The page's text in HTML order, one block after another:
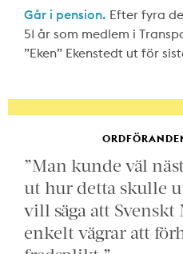
Går i pension. Efter fyra
51 år som medlem i
”Eken” Ekenstedt ut för
”Man kunde väl
ut hur detta skulle
vill säga att
enkelt vägrar att